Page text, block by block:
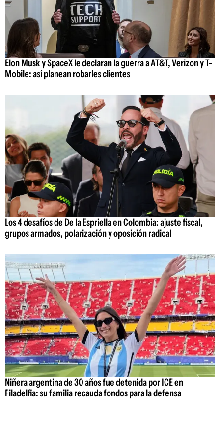
Elon Musk y SpaceX le declaran la guerra a AT&T, Verizon y T-
Mobile: así planean robarles clientes
Los 4 desafíos de De la Espriella en Colombia: ajuste fiscal,
grupos armados, polarización y oposición radical
Niñera argentina de 30 años fue detenida por ICE en
Filadelfia: su familia recauda fondos para la defensa